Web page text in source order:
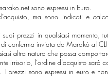
sono espressi in Euro.
ma sono indicati e
prezzi in qualsiasi momento,
conferma inviata da Marakò al
altra natura che possa
irrisorio, l’ordine d’acquisto sarà
prezzi sono espressi in euro e